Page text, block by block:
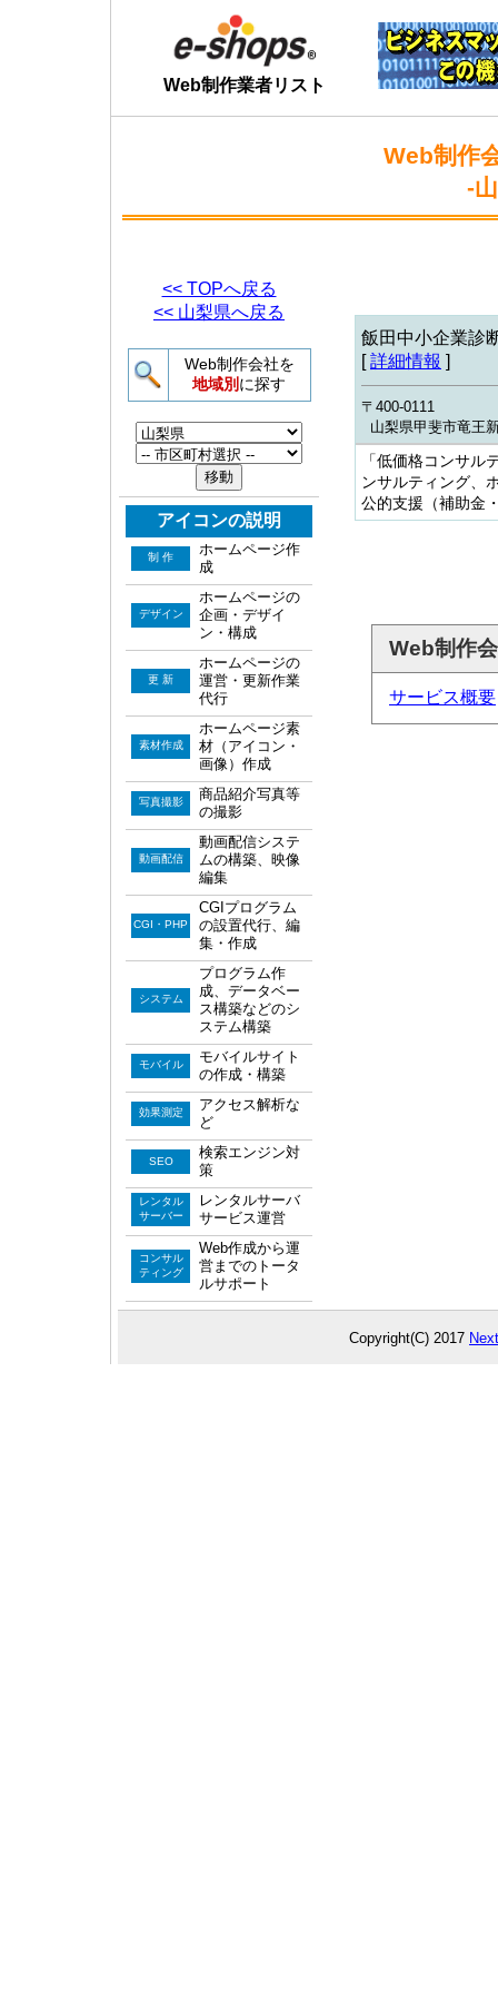
Web制作業者リスト
Web制作
-
<< TOPへ戻る
<< 山梨県へ戻る
Web制作会社を
地域別 に探す
アイコンの説明
制 作
ホームページ作
成
デザイン
ホームページの
企画・デザイ
ン・構成
更 新
ホームページの
運営・更新作業
代行
素材作成
ホームページ素
材（アイコン・
画像）作成
写真撮影
商品紹介写真等
の撮影
動画配信
動画配信システ
ムの構築、映像
編集
CGI・PHP
CGIプログラム
の設置代行、編
集・作成
システム
プログラム作
成、データベー
ス構築などのシ
ステム構築
モバイル
モバイルサイト
の作成・構築
効果測定
アクセス解析な
ど
SEO
検索エンジン対
策
レンタル
サーバー
レンタルサーバ
サービス運営
コンサル
ティング
Web作成から運
営までのトータ
ルサポート
飯田中小企業診
[詳細情報 ]
〒400-0111
山梨県甲斐市竜王
「低価格コンサ
ンサルティング、
公的支援（補助金
Web制作
サービス概要
Copyright(C) 2017